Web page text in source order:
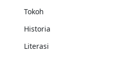
Tokoh
Historia
Literasi